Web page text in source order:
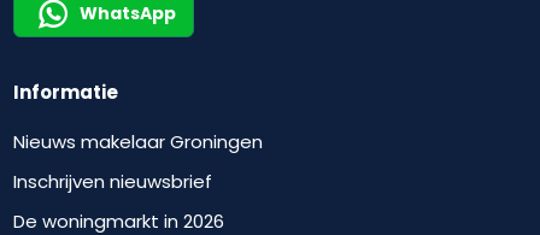
WhatsApp
Informatie
Nieuws makelaar Groningen
Inschrijven nieuwsbrief
De woningmarkt in 2026